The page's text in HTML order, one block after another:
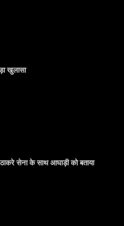
खुलासा
सेना के साथ आघाड़ी को बताया